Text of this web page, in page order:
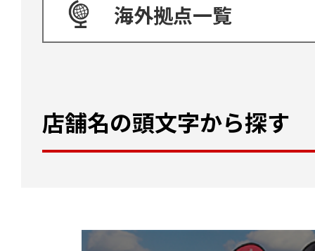
海外拠点一覧
店舗名の頭文字から探す